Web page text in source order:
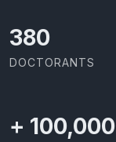
403
DOCTORANTS
+ 100,000